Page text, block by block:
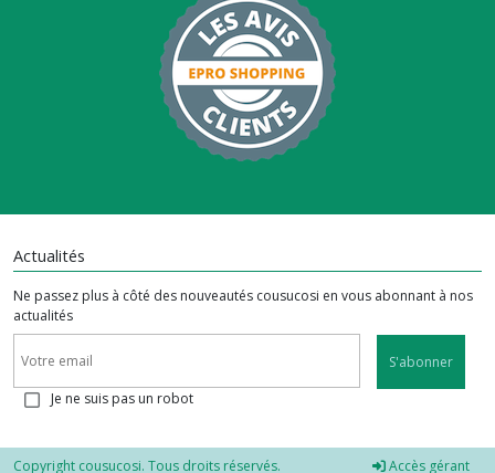
Actualités
Ne passez plus à côté des nouveautés cousucosi en vous abonnant à nos
actualités
S'abonner
Je ne suis pas un robot
Copyright cousucosi. Tous droits réservés. Accès gérant